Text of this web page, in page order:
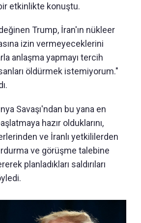
etkinlikte konuştu.
Trump, İran'ın nükleer
izin vermeyeceklerini
anlaşma yapmayı tercih
öldürmek istemiyorum."
Savaşı'ndan bu yana en
hazır olduklarını,
ve İranlı yetkililerden
ve görüşme talebine
planladıkları saldırıları